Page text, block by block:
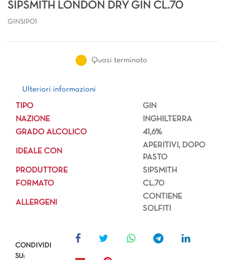
SIPSMITH LONDON DRY GIN CL.70
GINSIP01
Quasi terminato
Ulteriori informazioni
Ulteriori informazioni
TIPO
GIN
NAZIONE
INGHILTERRA
GRADO ALCOLICO
41,6%
IDEALE CON
APERITIVI, DOPO
PASTO
PRODUTTORE
SIPSMITH
FORMATO
CL.70
ALLERGENI
CONTIENE
SOLFITI
CONDIVIDI
SU: